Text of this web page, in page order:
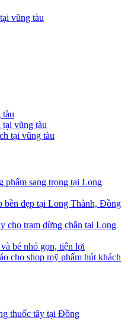
vũng tàu
tàu
tại vũng tàu
tại vũng tàu
phẩm sang trọng tại Long
bền đẹp tại Long Thành, Đồng
cho trạm dừng chân tại Long
bé nhỏ gọn, tiện lợi
cho shop mỹ phẩm hút khách